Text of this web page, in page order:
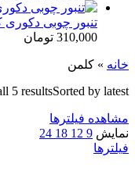
تنبور چوبی
310,000 تومان
خانه » کلمن
5 resultsSorted by latest
مشاهده فیلترها
نمایش 9
12
18
24
فیلترها